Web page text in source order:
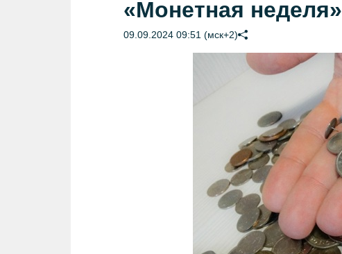
«Монетная неделя»
09.09.2024 09:51 (мск+2)